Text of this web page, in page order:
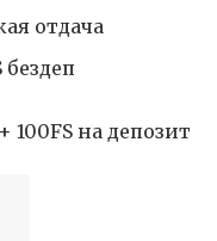
отдача
бездеп
100FS на депозит